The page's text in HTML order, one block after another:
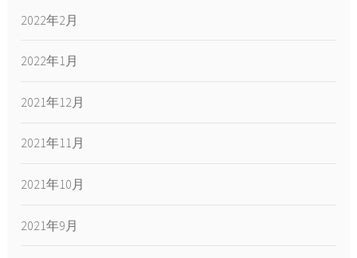
2022年2月
2022年1月
2021年12月
2021年11月
2021年10月
2021年9月